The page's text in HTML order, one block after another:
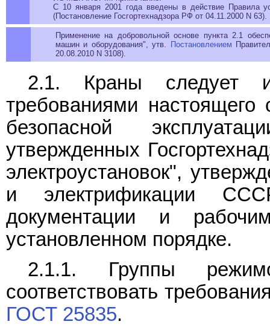
С 10 января 2001 года введены в действие Правила
(Постановление Госгортехнадзора РФ от 04.11.2000 N 63).
Применение на добровольной основе пункта 2.1
машин и оборудования", утв. Постановлением
20.08.2010 N 3108).
2.1. Краны следует
требованиями настоящего
безопасной
утвержденных
электроустановок",
и электрификации
документации и
установленном порядке.
2.1.1. Группы
соответствовать
ГОСТ 25835.